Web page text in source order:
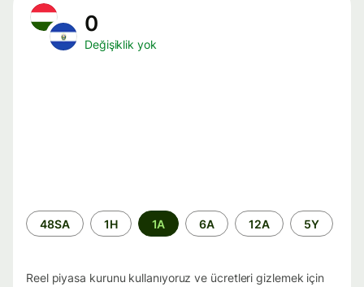
0
Değişiklik yok
Zaman
aralığı
48SA 1H 1A 6A 12A 5Y
Reel piyasa kurunu kullanıyoruz ve ücretleri gizlemek için